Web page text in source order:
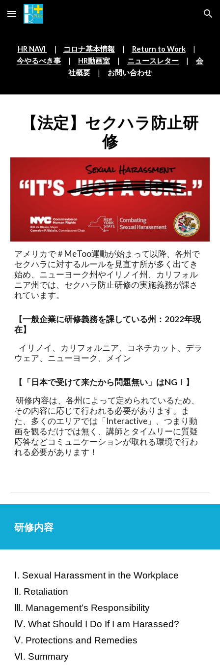
Skip to main content Skip to navigation
HR NAVI
   ｜
コロナ基本情報 | Return to Work |
今やるべき事 | HR動画室 | ニュースレター | 会
社概要 | お問い合わせ
【法定】セクハラ防止研
修
アメリカで＃MeToo運動が始まって以降、各州で
セクハラに対するルールを見直す所が多く出てき
始め、ニューヨーク州やイリノイ州、カリフォル
ニア州では、セクハラ防止研修の実施義務が課さ
れています。
【一般企業に研修義務を課している州：2022年現
在】
イリノイ、カリフォルニア、コネチカット、デラ
ウェア、ニューヨーク、メイン
【「日本で受けて来たから問題無い」はNG！】
研修内容は、各州によって定められているため、
その内容に応じて行われる必要があります。ま
た、多くのエリアでは「Interactive」、つまり動
画を観るだけでは無く、講師とタイムリーに質疑
応答などコミュニケーションが取れる環境で行わ
れる必要があります！
研修内容
Ⅰ. Sexual Harassment in the Workplace
Ⅱ. Retaliation
Ⅲ. Management’s Responsibility
Ⅳ. What Should I Do If I am Harassed?
Ⅴ. Protections and Remedies
Ⅵ. Summary